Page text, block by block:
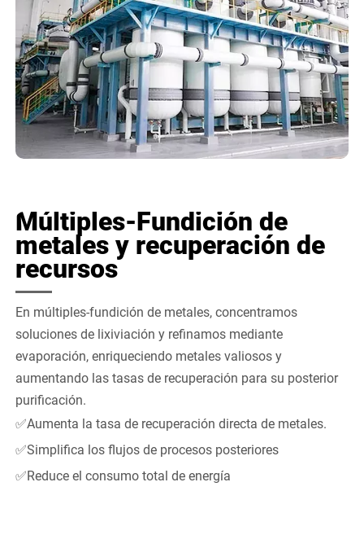
Múltiples-Fundición de
metales y recuperación de
recursos
En múltiples-fundición de metales, concentramos
soluciones de lixiviación y refinamos mediante
evaporación, enriqueciendo metales valiosos y
aumentando las tasas de recuperación para su posterior
purificación.
✅Aumenta la tasa de recuperación directa de metales.
✅Simplifica los flujos de procesos posteriores
✅Reduce el consumo total de energía